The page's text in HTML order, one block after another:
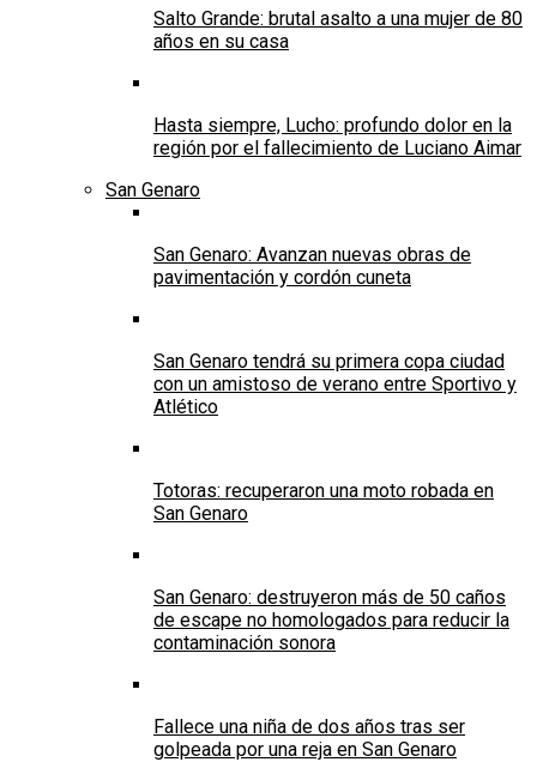
Salto Grande: brutal asalto a una mujer de 80
años en su casa
Hasta siempre, Lucho: profundo dolor en la
región por el fallecimiento de Luciano Aimar
San Genaro
San Genaro: Avanzan nuevas obras de
pavimentación y cordón cuneta
San Genaro tendrá su primera copa ciudad
con un amistoso de verano entre Sportivo y
Atlético
Totoras: recuperaron una moto robada en
San Genaro
San Genaro: destruyeron más de 50 caños
de escape no homologados para reducir la
contaminación sonora
Fallece una niña de dos años tras ser
golpeada por una reja en San Genaro